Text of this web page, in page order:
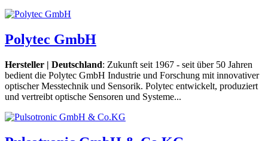
Polytec GmbH
Hersteller | Deutschland: Zukunft seit 1967 - seit über 50 Jahren
bedient die Polytec GmbH Industrie und Forschung mit innovativer
optischer Messtechnik und Sensorik. Polytec entwickelt, produziert
und vertreibt optische Sensoren und Systeme...